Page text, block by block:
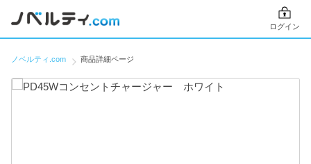
ログイン
ノベルティ.com 商品詳細ページ